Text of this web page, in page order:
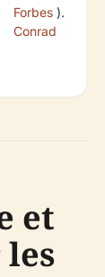
Forbes
Conrad
).
et